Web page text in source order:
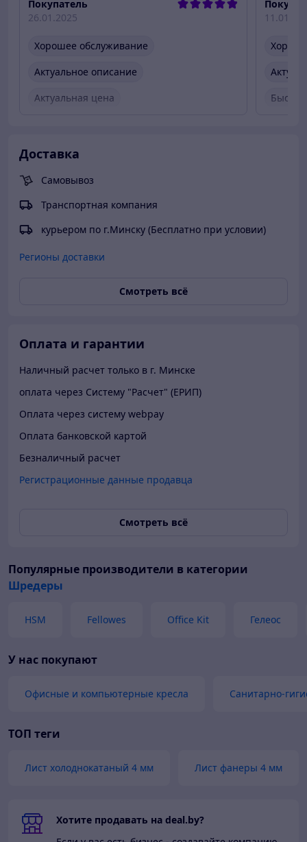
Покупатель
26.01.2025
Хорошее обслуживание
Актуальное описание
Актуальная цена
Доставка
Самовывоз
Транспортная компания
курьером по г.Минску (Бесплатно при условии)
Регионы доставки
Смотреть всё
Оплата и гарантии
Наличный расчет только в г. Минске
оплата через Систему "Расчет" (ЕРИП)
Оплата через систему webpay
Оплата банковской картой
Безналичный расчет
Регистрационные данные продавца
Смотреть всё
Популярные производители в категории
Шредеры
HSM Fellowes Office Kit Гелеос
У нас покупают
Офисные и компьютерные кресла Санитарно-
ТОП теги
Лист холоднокатаный 4 мм Лист фанеры 4 мм
Хотите продавать на deal.by?